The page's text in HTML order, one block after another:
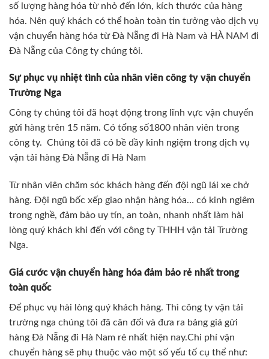
số lượng hàng hóa từ nhỏ đến lớn, kích thước của hàng
hóa. Nên quý khách có thể hoàn toàn tin tưởng vào dịch vụ
vận chuyển hàng hóa từ Đà Nẵng đi Hà Nam và HÀ NAM đi
Đà Nẵng của Công ty chúng tôi.
Sự phục vụ nhiệt tình của nhân viên công ty vận chuyển
Trường Nga
Công ty chúng tôi đã hoạt động trong lĩnh vực vận chuyển
gửi hàng trên 15 năm. Có tổng số1800 nhân viên trong
công ty. Chúng tôi đã có bề dầy kinh ngiệm trong dịch vụ
vận tải hàng Đà Nẵng đi Hà Nam
Từ nhân viên chăm sóc khách hàng đến đội ngũ lái xe chở
hàng. Đội ngũ bốc xếp giao nhận hàng hóa… có kinh ngiêm
trong nghề, đảm bảo uy tín, an toàn, nhanh nhất làm hài
lòng quý khách khi đến với công ty THHH vận tải Trường
Nga.
Giá cước vận chuyển hàng hóa đảm bảo rẻ nhất trong
toàn quốc
Để phục vụ hài lòng quý khách hàng. Thì công ty vận tải
trường nga chúng tôi đã cân đối và đưa ra bảng giá gửi
hàng Đà Nẵng đi Hà Nam rẻ nhất hiện nay.Chi phí vận
chuyển hàng sẽ phụ thuộc vào một số yếu tố cụ thể như: